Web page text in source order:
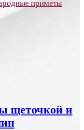
приметы
щеточкой и